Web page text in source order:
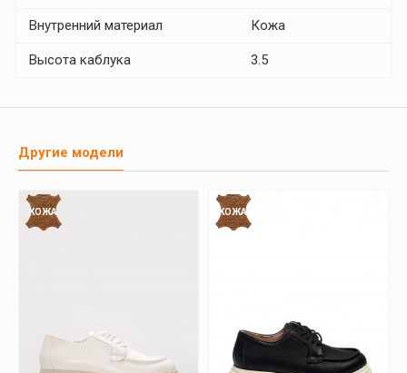
Внутренний материал Кожа
Высота каблука 3.5
Другие модели
КОЖА КОЖА